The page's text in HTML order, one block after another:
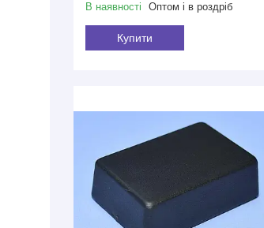
В наявності Оптом і в роздріб
Купити